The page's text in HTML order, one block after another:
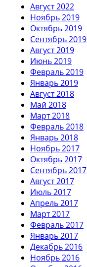
Август 2022
Ноябрь 2019
Октябрь 2019
Сентябрь 2019
Август 2019
Июнь 2019
Февраль 2019
Январь 2019
Август 2018
Май 2018
Март 2018
Февраль 2018
Январь 2018
Ноябрь 2017
Октябрь 2017
Сентябрь 2017
Август 2017
Июль 2017
Апрель 2017
Март 2017
Февраль 2017
Январь 2017
Декабрь 2016
Ноябрь 2016